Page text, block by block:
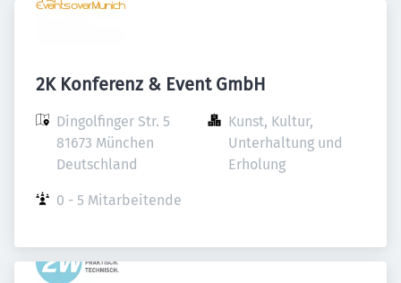
2K Konferenz & Event GmbH
Dingolfinger Str. 5
81673 München
Deutschland
Kunst, Kultur,
Unterhaltung und
Erholung
0 - 5 Mitarbeitende